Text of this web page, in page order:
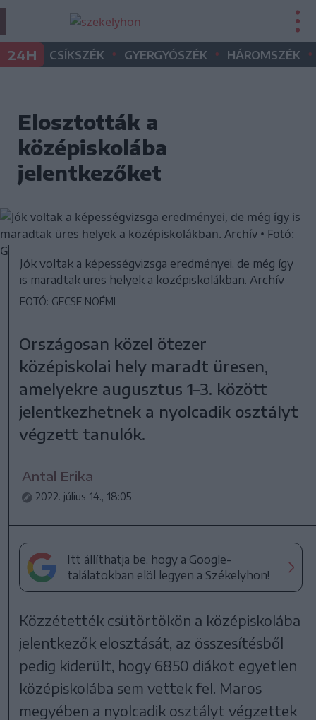
24H CSÍKSZÉK • GYERGYÓSZÉK • HÁROMSZÉK •
Elosztották a
középiskolába
jelentkezőket
Jók voltak a képességvizsga eredményei, de még így
is maradtak üres helyek a középiskolákban. Archív
FOTÓ: GECSE NOÉMI
Országosan közel ötezer
középiskolai hely maradt üresen,
amelyekre augusztus 1–3. között
jelentkezhetnek a nyolcadik osztályt
végzett tanulók.
Antal Erika
2022. július 14., 18:05
Itt állíthatja be, hogy a Google-
találatokban elöl legyen a Székelyhon!
Közzétették csütörtökön a középiskolába
jelentkezők elosztását, az összesítésből
pedig kiderült, hogy 6850 diákot egyetlen
középiskolába sem vettek fel. Maros
megyében a nyolcadik osztályt végzettek